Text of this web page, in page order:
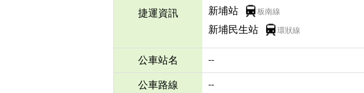
捷運資訊 新埔站 板南線
新埔民生站 環狀線
公車站名 --
公車路線 --